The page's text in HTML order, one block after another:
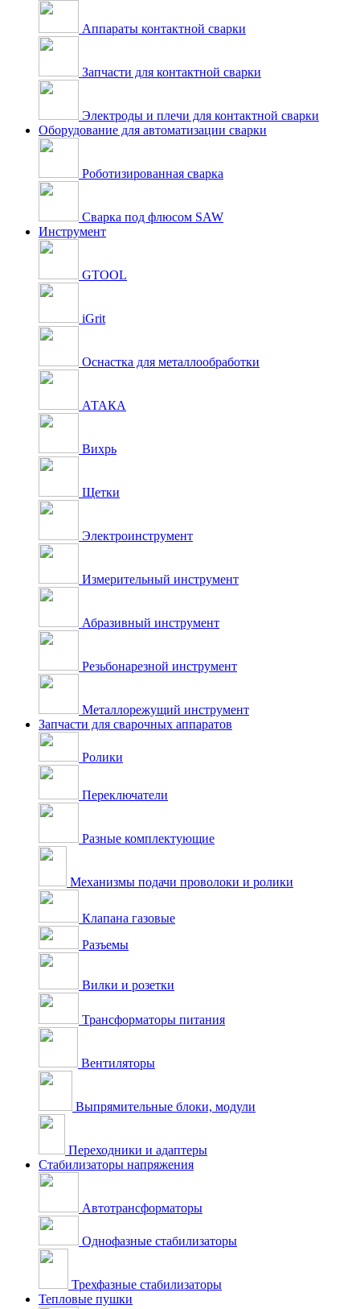
Аппараты контактной сварки
Запчасти для контактной сварки
Электроды и плечи для контактной сварки
Оборудование для автоматизации сварки
Роботизированная сварка
Сварка под флюсом SAW
Инструмент
GTOOL
iGrit
Оснастка для металлообработки
АТАКА
Вихрь
Щетки
Электроинструмент
Измерительный инструмент
Абразивный инструмент
Резьбонарезной инструмент
Металлорежущий инструмент
Запчасти для сварочных аппаратов
Ролики
Переключатели
Разные комплектующие
Механизмы подачи проволоки и ролики
Клапана газовые
Разъемы
Вилки и розетки
Трансформаторы питания
Вентиляторы
Выпрямительные блоки, модули
Переходники и адаптеры
Стабилизаторы напряжения
Автотрансформаторы
Однофазные стабилизаторы
Трехфазные стабилизаторы
Тепловые пушки